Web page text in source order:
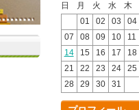
日 月 火 水 木
01
02 03 04
07
08 09 10 11
14
15 16 17 18
21
22 23 24 25
28
29 30 31